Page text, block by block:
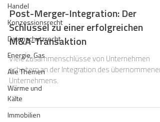
Handel
Konzessionsrecht
Datenschutzrecht
Energie, Gas
Alle Themen
Wärme und
Kälte
Immobilien
Post-Merger-Integration: Der
Schlüssel zu einer erfolgreichen
M&A-Transaktion
Viele Zusammenschlüsse von Unternehmen
scheitern an der Integration des übernommenen
Unternehmens.